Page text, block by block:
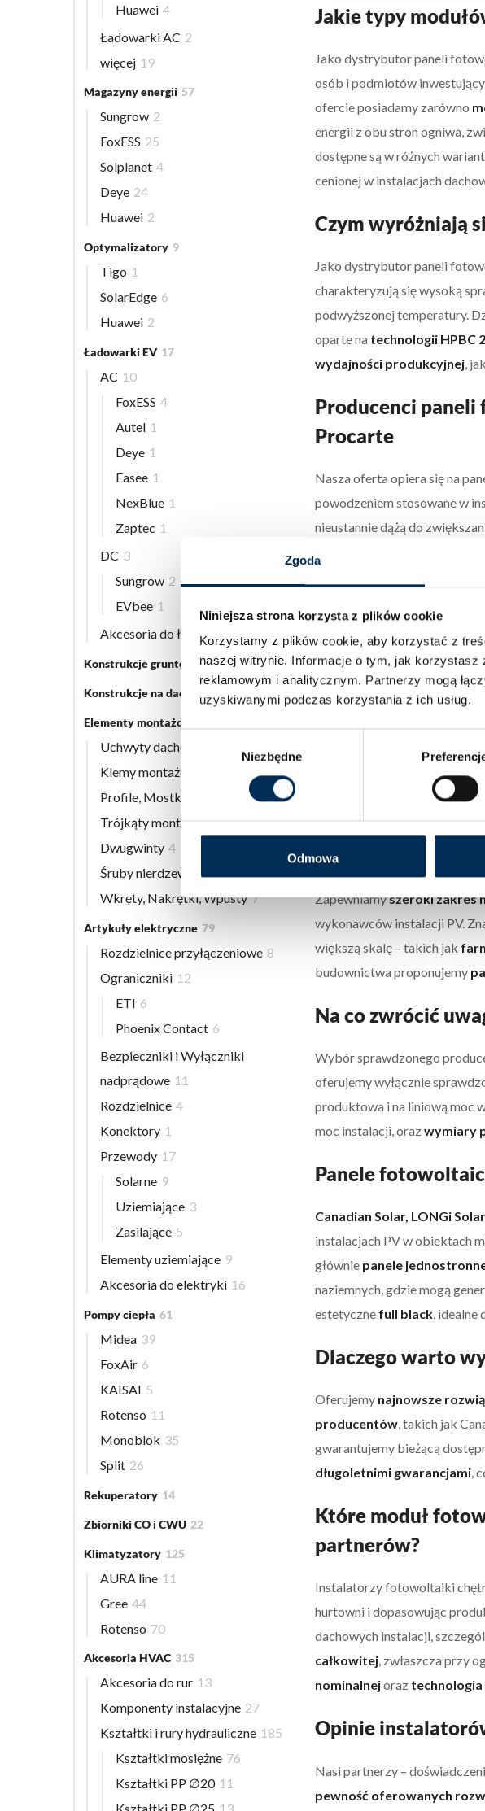
Zgoda
Niniejsza strona korzysta z plików cookie
Korzystamy z plików cookie, aby korzystać z
naszej witrynie. Informacje o tym, jak korzystasz
reklamowym i analitycznym. Partnerzy mogą
uzyskiwanymi podczas korzystania z ich usług.
Niezbędne
Odmowa
Jakie typy
Jako dystrybutor paneli
osób i podmiotów
ofercie posiadamy zarówno
energii z obu stron ogniwa,
dostępne są w różnych
cenionej w instalacjach
Czym wyróżniają
Jako dystrybutor paneli
charakteryzują się wysoką
podwyższonej temperatury.
oparte na technologii HPBC
wydajności produkcyjnej,
Producenci
Procarte
Nasza oferta opiera się na
powodzeniem stosowane w
nieustannie dążą do
i najnowsze
dostęp do certyfikowanych
Gdzie montować
Moduły Canadian Solar,
różnorodnych lokalizacjach –
przypadku
paneli bifacjalnych
pozwalające na pełne
spadzistych–
warunkom montażowym na
Dystrybucja
ofercie?
Zapewniamyszeroki zakres
wykonawców instalacji PV.
większą skalę – takich jak
budownictwa proponujemy
Na co zwrócić
Wybór sprawdzonego
oferujemy wyłącznie
produktowa i na liniową moc
moc instalacji, orazwymiary
Panele
Canadian Solar, LONGi
instalacjach PV w obiektach
głównie panele
naziemnych, gdzie mogą
estetyczne full black, idealne
Dlaczego warto
Oferujemy najnowsze
producentów, takich jak
gwarantujemy bieżącą
długoletnimi gwarancjami,
Które moduł
partnerów?
Instalatorzy fotowoltaiki
hurtowni i dopasowując
dachowych instalacji,
całkowitej, zwłaszcza przy
nominalnejoraz
Opinie
Nasi partnerzy –
pewność oferowanych
Huawei 4
Ładowarki AC 2
więcej 19
Magazyny energii 57
Sungrow 2
FoxESS 25
Solplanet 4
Deye 24
Huawei 2
Optymalizatory 9
Tigo 1
SolarEdge 6
Huawei 2
Ładowarki EV 17
AC 10
FoxESS 4
Autel 1
Deye 1
Easee 1
NexBlue 1
Zaptec 1
DC 3
Sungrow 2
EVbee 1
Akcesoria do ładowarek EV
Konstrukcje gruntowe 5
Konstrukcje na dach płaski 3
Elementy montażowe
Uchwyty dachowe
Klemy montażowe
Profile, Mostki
Trójkąty montażowe 3
Dwugwinty 4
Śruby nierdzewne
Wkręty, Nakrętki, Wpusty 7
Artykuły elektryczne 79
Rozdzielnice przyłączeniowe 8
Ograniczniki 12
ETI 6
Phoenix Contact 6
Bezpieczniki i Wyłączniki
nadprądowe 11
Rozdzielnice 4
Konektory 1
Przewody 17
Solarne 9
Uziemiające 3
Zasilające 5
Elementy uziemiające 9
Akcesoria do elektryki 16
Pompy ciepła 61
Midea 39
FoxAir 6
KAISAI 5
Rotenso 11
Monoblok 35
Split 26
Rekuperatory 14
Zbiorniki CO i CWU 22
Klimatyzatory 125
AURA line 11
Gree 44
Rotenso 70
Akcesoria HVAC 315
Akcesoria do rur 13
Komponenty instalacyjne 27
Kształtki i rury hydrauliczne 185
Kształtki mosiężne 76
Kształtki PP ∅20 11